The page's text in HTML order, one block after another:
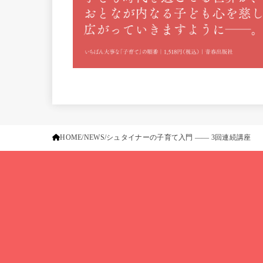
HOME NEWS シュタイナーの子育て入門 —— 3回連続講座